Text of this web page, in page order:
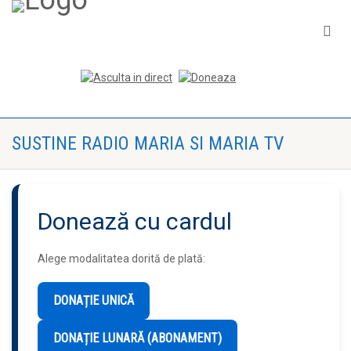
SUSTINE RADIO MARIA SI MARIA TV
Donează cu cardul
Alege modalitatea dorită de plată:
DONAȚIE UNICĂ
DONAȚIE LUNARĂ (ABONAMENT)